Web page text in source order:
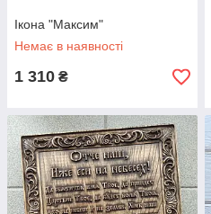
Ікона "Максим"
Немає в наявності
1 310 ₴